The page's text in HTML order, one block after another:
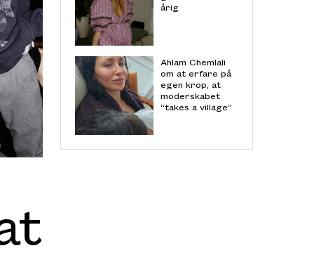
årig
Ahlam Chemlali
om at erfare på
egen krop, at
moderskabet
“takes a village”